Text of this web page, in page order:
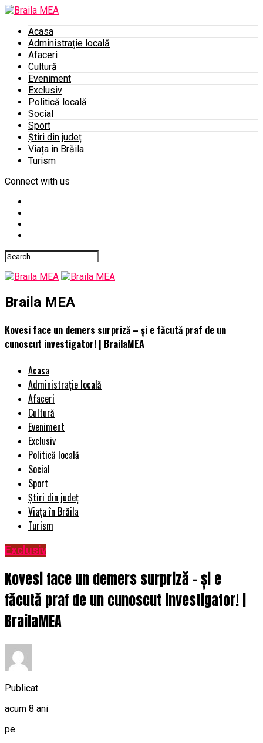
Acasa
Administrație locală
Afaceri
Cultură
Eveniment
Exclusiv
Politică locală
Social
Sport
Știri din județ
Viața în Brăila
Turism
Connect with us
Braila MEA
Kovesi face un demers surpriză – și e făcută praf de un
cunoscut investigator! | BrailaMEA
Acasa
Administrație locală
Afaceri
Cultură
Eveniment
Exclusiv
Politică locală
Social
Sport
Știri din județ
Viața în Brăila
Turism
Exclusiv
Kovesi face un demers surpriză – și e
făcută praf de un cunoscut investigator! |
BrailaMEA
Publicat
acum 8 ani
pe